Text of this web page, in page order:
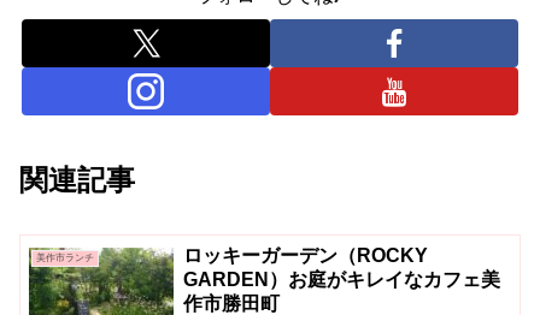
関連記事
美作市ランチ
ロッキーガーデン（ROCKY
GARDEN）お庭がキレイなカフェ美
作市勝田町